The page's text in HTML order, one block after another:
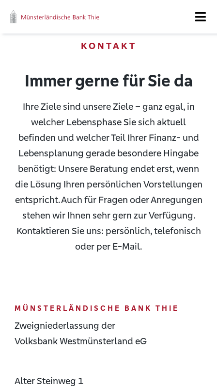
Inhalt
springen
Fokus 360
Ihr starker Partner
Ihr Team
Karriere
Kontakt
Kundenportal
Suche
KONTAKT
Immer gerne für Sie da
Ihre Ziele sind unsere Ziele – ganz egal, in
welcher Lebensphase Sie sich aktuell
befinden und welcher Teil Ihrer Finanz- und
Lebensplanung gerade besondere Hingabe
benötigt: Unsere Beratung endet erst, wenn
die Lösung Ihren persönlichen Vorstellungen
entspricht. Auch für Fragen oder Anregungen
stehen wir Ihnen sehr gern zur Verfügung.
Kontaktieren Sie uns: persönlich, telefonisch
oder per E-Mail.
MÜNSTERLÄNDISCHE BANK THIE
Zweigniederlassung der
Volksbank Westmünsterland eG
Alter Steinweg 1